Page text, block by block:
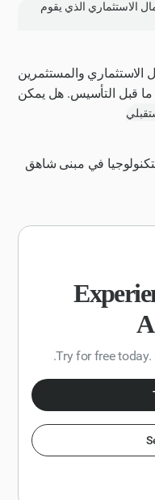
فرعية مختومة بالتاريخ.
والمستثمرين
ما قبل التأسيس. هل يمكن
بما في ذلك أسمائهم
يركزون عليها؟ يرجى
المستثمرين الراسخين
يجب أن يكون الناتج في
في مبنى شاهق
Try for free